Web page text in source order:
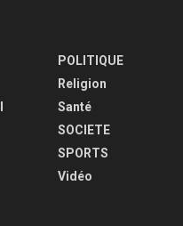
POLITIQUE
Religion
Santé
SOCIETE
SPORTS
Vidéo